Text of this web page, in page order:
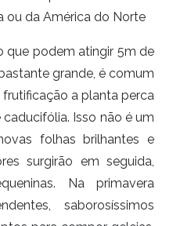
ou da América do Norte
que podem atingir 5m de
grande, é comum
a planta perca
Isso não é um
folhas brilhantes e
surgirão em seguida,
Na primavera
saborosíssimos